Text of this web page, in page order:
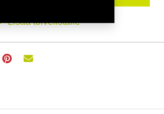
Lisää toivelistalle